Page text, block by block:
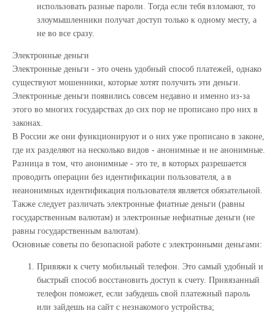
использовать разные пароли. Тогда если тебя взломают, то
злоумышленники получат доступ только к одному месту, а
не во все сразу.
Электронные деньги
Электронные деньги - это очень удобный способ платежей, однако
существуют мошенники, которые хотят получить эти деньги.
Электронные деньги появились совсем недавно и именно из-за
этого во многих государствах до сих пор не прописано про них в
законах.
В России же они функционируют и о них уже прописано в законе,
где их разделяют на несколько видов - анонимные и не анонимные.
Разница в том, что анонимные - это те, в которых разрешается
проводить операции без идентификации пользователя, а в
неанонимных идентификация пользователя является обязательной.
Также следует различать электронные фиатные деньги (равны
государственным валютам) и электронные нефиатные деньги (не
равны государственным валютам).
Основные советы по безопасной работе с электронными деньгами:
Привяжи к счету мобильный телефон. Это самый удобный и
быстрый способ восстановить доступ к счету. Привязанный
телефон поможет, если забудешь свой платежный пароль
или зайдешь на сайт с незнакомого устройства;